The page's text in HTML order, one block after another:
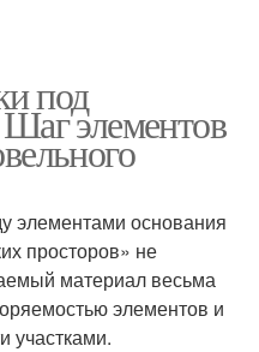
под
элементов
элементами основания
просторов» не
материал весьма
элементов и
участками.